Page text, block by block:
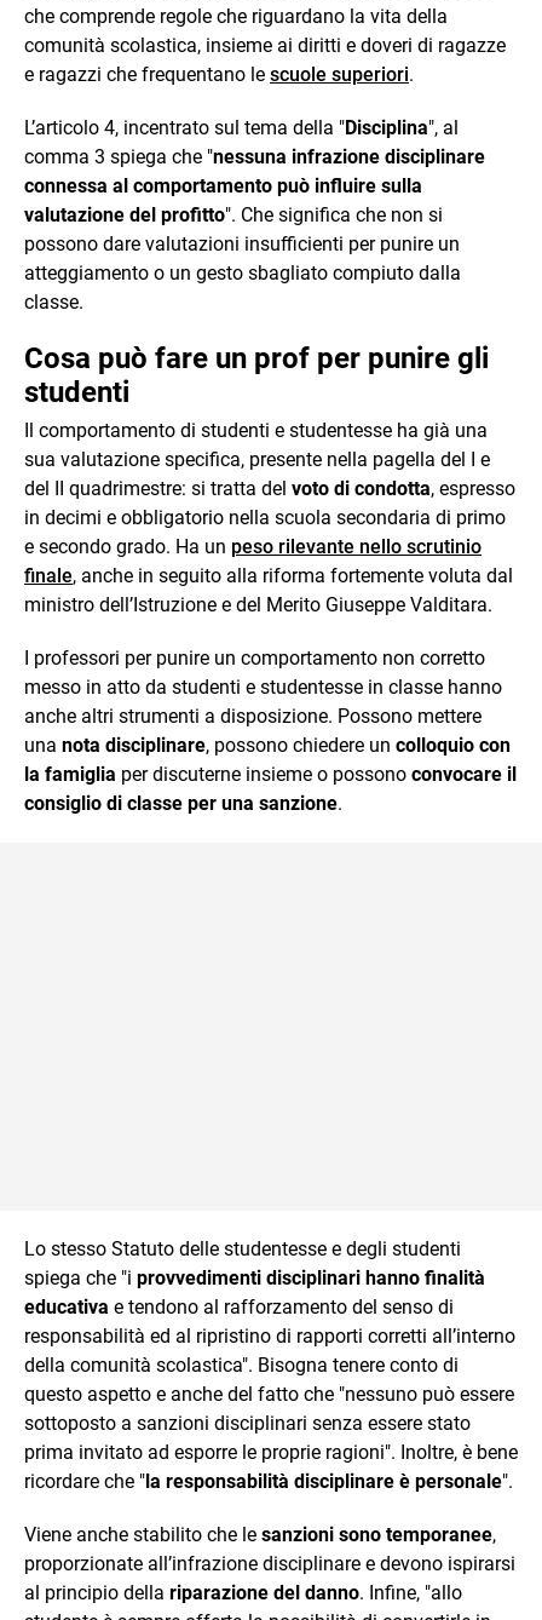
che comprende regole che riguardano la vita della
comunità scolastica, insieme ai diritti e doveri di ragazze
e ragazzi che frequentano le scuole superiori.
L’articolo 4, incentrato sul tema della "Disciplina", al
comma 3 spiega che "nessuna infrazione disciplinare
connessa al comportamento può influire sulla
valutazione del profitto". Che significa che non si
possono dare valutazioni insufficienti per punire un
atteggiamento o un gesto sbagliato compiuto dalla
classe.
Cosa può fare un prof per punire gli
studenti
Il comportamento di studenti e studentesse ha già una
sua valutazione specifica, presente nella pagella del I e
del II quadrimestre: si tratta del voto di condotta, espresso
in decimi e obbligatorio nella scuola secondaria di primo
e secondo grado. Ha un peso rilevante nello scrutinio
finale, anche in seguito alla riforma fortemente voluta dal
ministro dell’Istruzione e del Merito Giuseppe Valditara.
I professori per punire un comportamento non corretto
messo in atto da studenti e studentesse in classe hanno
anche altri strumenti a disposizione. Possono mettere
una nota disciplinare, possono chiedere un colloquio con
la famiglia per discuterne insieme o possono convocare il
consiglio di classe per una sanzione.
Lo stesso Statuto delle studentesse e degli studenti
spiega che "i provvedimenti disciplinari hanno finalità
educativa e tendono al rafforzamento del senso di
responsabilità ed al ripristino di rapporti corretti all’interno
della comunità scolastica". Bisogna tenere conto di
questo aspetto e anche del fatto che "nessuno può essere
sottoposto a sanzioni disciplinari senza essere stato
prima invitato ad esporre le proprie ragioni". Inoltre, è bene
ricordare che "la responsabilità disciplinare è personale".
Viene anche stabilito che le sanzioni sono temporanee,
proporzionate all’infrazione disciplinare e devono ispirarsi
al principio della riparazione del danno. Infine, "allo